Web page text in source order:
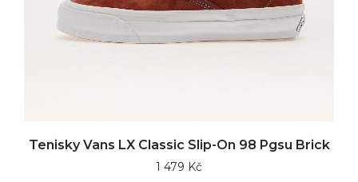
Tenisky Vans LX Classic Slip-On 98 Pgsu Brick
1 479 Kč